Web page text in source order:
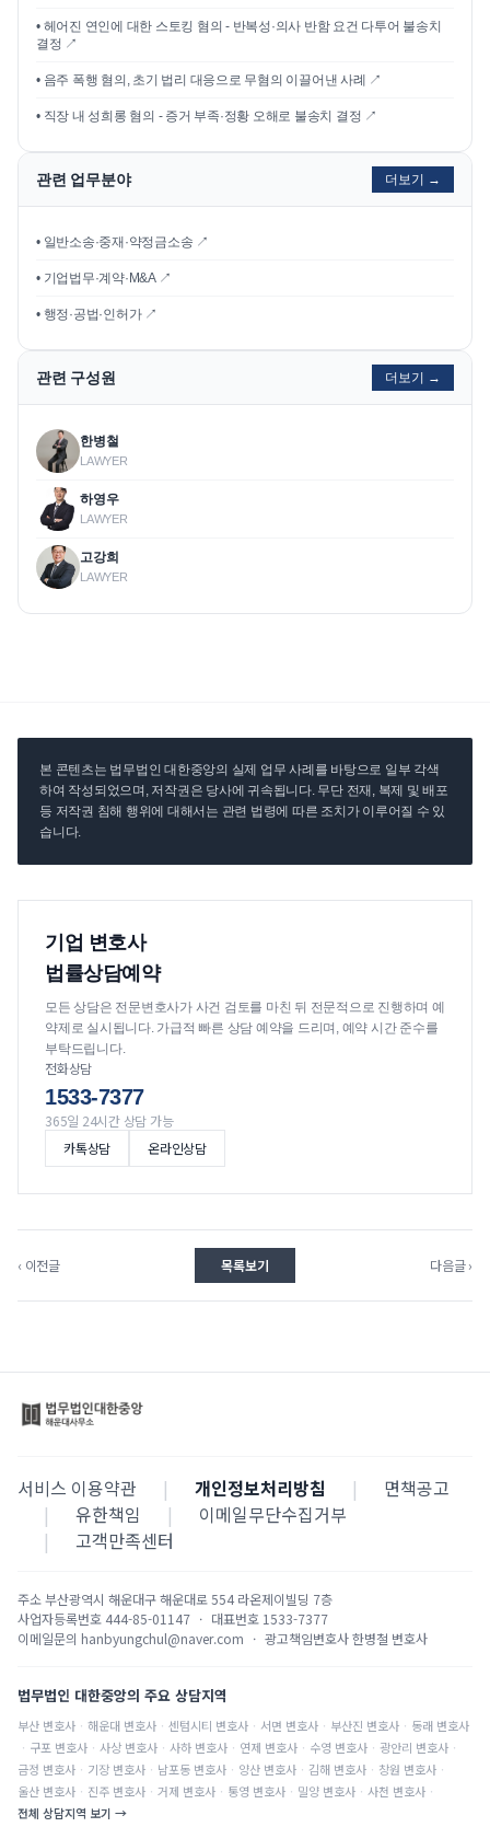
• 헤어진 연인에 대한 스토킹 혐의 - 반복성·의사 반함 요건 다투어 불송치
결정 ↗
• 음주 폭행 혐의, 초기 법리 대응으로 무혐의 이끌어낸 사례 ↗
• 직장 내 성희롱 혐의 - 증거 부족·정황 오해로 불송치 결정 ↗
관련 업무분야 더보기 →
• 일반소송·중재·약정금소송 ↗
• 기업법무·계약·M&A ↗
• 행정·공법·인허가 ↗
관련 구성원 더보기 →
한병철
LAWYER
하영우
LAWYER
고강희
LAWYER
본 콘텐츠는 법무법인 대한중앙의 실제 업무 사례를 바탕으로 일부 각색
하여 작성되었으며, 저작권은 당사에 귀속됩니다. 무단 전재, 복제 및 배포
등 저작권 침해 행위에 대해서는 관련 법령에 따른 조치가 이루어질 수 있
습니다.
기업 변호사
법률상담예약
모든 상담은 전문변호사가 사건 검토를 마친 뒤 전문적으로 진행하며 예
약제로 실시됩니다. 가급적 빠른 상담 예약을 드리며, 예약 시간 준수를
부탁드립니다.
전화상담
1533-7377
365일 24시간 상담 가능
카톡상담
온라인상담
‹ 이전글 목록보기 다음글 ›
서비스 이용약관 | 개인정보처리방침 |
면책공고
|
유한책임 |
이메일무단수집거부
|
고객만족센터
주소부산광역시 해운대구 해운대로 554 라온제이빌딩 7층
사업자등록번호 444-85-01147 · 대표번호 1533-7377
이메일문의 hanbyungchul@naver.com · 광고책임변호사한병철 변호사
법무법인 대한중앙의 주요 상담지역
부산 변호사 · 해운대 변호사 · 센텀시티 변호사 · 서면 변호사 · 부산진 변호사 · 동래 변호사
· 구포 변호사 · 사상 변호사 · 사하 변호사 · 연제 변호사 · 수영 변호사 · 광안리 변호사 ·
금정 변호사 · 기장 변호사 · 남포동 변호사 · 양산 변호사 · 김해 변호사 · 창원 변호사 ·
울산 변호사 · 진주 변호사 · 거제 변호사 · 통영 변호사 · 밀양 변호사 · 사천 변호사 ·
전체 상담지역 보기 →